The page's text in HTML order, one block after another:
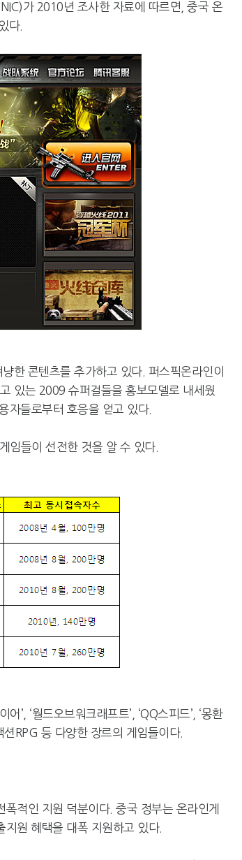
가 2010년 조사한 자료에 따르면, 중국 온
다.
한 콘텐츠를 추가하고 있다. 퍼스픽온라인이
있는 2009 슈퍼걸들을 홍보모델로 내세웠
자들로부터 호응을 얻고 있다.
임들이 선전한 것을 알 수 있다.
’, ‘월드오브워크래프트’, ‘QQ스피드’, ‘몽환
RPG 등 다양한 장르의 게임들이다.
적인 지원 덕분이다. 중국 정부는 온라인게
원 혜택을 대폭 지원하고 있다.
넥써쓰, 원스토어 인수로 흑
자전환